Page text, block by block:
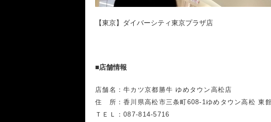
【東京】ダイバーシティ東京プラザ店
■店舗情報
店舗名：牛カツ京都勝牛 ゆめタウン高松店
住 所：香川県高松市三条町608-1ゆめタウン高松 東
ＴＥＬ：087-814-5716